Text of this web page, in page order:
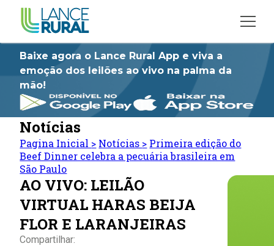
Baixe agora o Lance Rural App e viva a
emoção dos leilões ao vivo na palma da
mão!
Notícias
Pagina Inicial > Notícias > Primeira edição do
Beef Dinner celebra a pecuária brasileira em
São Paulo
AO VIVO: LEILÃO
VIRTUAL HARAS BEIJA
FLOR E LARANJEIRAS
Compartilhar: